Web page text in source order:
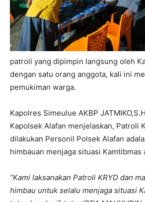
patroli yang dipimpin langsung oleh
dengan satu orang anggota, kali ini
pemukiman warga.
Kapolres Simeulue AKBP
Kapolsek Alafan menjelaskan, Patroli
dilakukan Personil Polsek Alafan
himbauan menjaga situasi Kamtibmas
“Kami laksanakan Patroli KRYD dan
himbau untuk selalu menjaga situasi